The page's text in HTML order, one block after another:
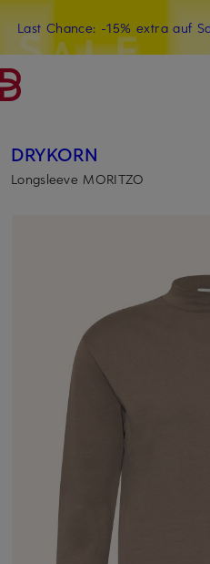
ZUM HAUPTINHALT ÜBERSPRINGEN
Last Chance: -15% extra auf
20€-Willkommensgutschein
DRYKORN
Longsleeve MORITZO